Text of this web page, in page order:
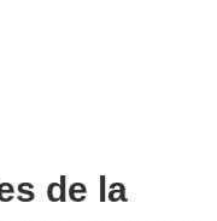
de la